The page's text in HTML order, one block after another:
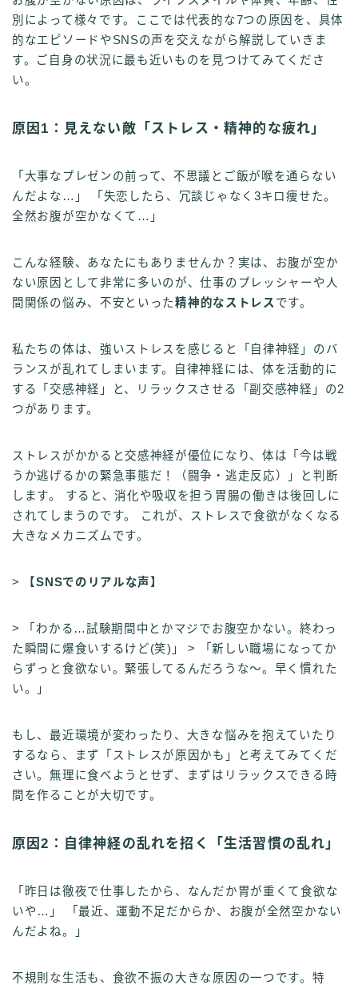
別によって様々です。ここでは代表的な7つの原因を、具体
的なエピソードやSNSの声を交えながら解説していきま
す。ご自身の状況に最も近いものを見つけてみてくださ
い。
原因1：見えない敵「ストレス・精神的な疲れ」
「大事なプレゼンの前って、不思議とご飯が喉を通らない
んだよな…」 「失恋したら、冗談じゃなく3キロ痩せた。
全然お腹が空かなくて…」
こんな経験、あなたにもありませんか？実は、お腹が空か
ない原因として非常に多いのが、仕事のプレッシャーや人
間関係の悩み、不安といった精神的なストレス です。
私たちの体は、強いストレスを感じると「自律神経」のバ
ランスが乱れてしまいます。自律神経には、体を活動的に
する「交感神経」と、リラックスさせる「副交感神経」の2
つがあります。
ストレスがかかると交感神経が優位になり、体は「今は戦
うか逃げるかの緊急事態だ！（闘争・逃走反応）」と判断
します。 すると、消化や吸収を担う胃腸の働きは後回しに
されてしまうのです。 これが、ストレスで食欲がなくなる
大きなメカニズムです。
> 【SNSでのリアルな声】
> 「わかる…試験期間中とかマジでお腹空かない。終わっ
た瞬間に爆食いするけど(笑)」 > 「新しい職場になってか
らずっと食欲ない。緊張してるんだろうな～。早く慣れた
い。」
もし、最近環境が変わったり、大きな悩みを抱えていたり
するなら、まず「ストレスが原因かも」と考えてみてくだ
さい。無理に食べようとせず、まずはリラックスできる時
間を作ることが大切です。
原因2：自律神経の乱れを招く「生活習慣の乱れ」
「昨日は徹夜で仕事したから、なんだか胃が重くて食欲な
いや…」 「最近、運動不足だからか、お腹が全然空かない
んだよね。」
不規則な生活も、食欲不振の大きな原因の一つです。特